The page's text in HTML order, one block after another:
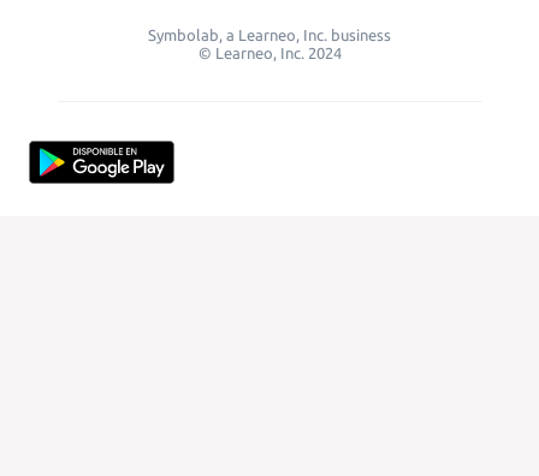
Symbolab, a Learneo, Inc. business
© Learneo, Inc. 2024